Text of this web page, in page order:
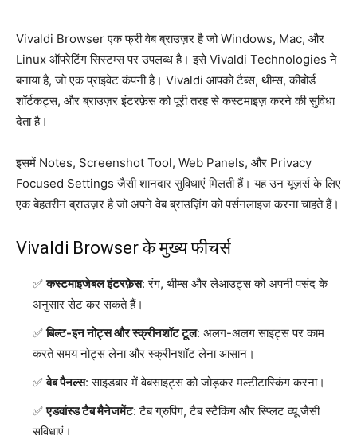
Vivaldi Browser एक फ्री वेब ब्राउज़र है जो Windows, Mac, और
Linux ऑपरेटिंग सिस्टम्स पर उपलब्ध है। इसे Vivaldi Technologies ने
बनाया है, जो एक प्राइवेट कंपनी है। Vivaldi आपको टैब्स, थीम्स, कीबोर्ड
शॉर्टकट्स, और ब्राउज़र इंटरफ़ेस को पूरी तरह से कस्टमाइज़ करने की सुविधा
देता है।
इसमें Notes, Screenshot Tool, Web Panels, और Privacy
Focused Settings जैसी शानदार सुविधाएं मिलती हैं। यह उन यूज़र्स के लिए
एक बेहतरीन ब्राउज़र है जो अपने वेब ब्राउज़िंग को पर्सनलाइज करना चाहते हैं।
Vivaldi Browser के मुख्य फीचर्स
कस्टमाइजेबल इंटरफ़ेस: रंग, थीम्स और लेआउट्स को अपनी पसंद के
अनुसार सेट कर सकते हैं।
बिल्ट-इन नोट्स और स्क्रीनशॉट टूल: अलग-अलग साइट्स पर काम
करते समय नोट्स लेना और स्क्रीनशॉट लेना आसान।
वेब पैनल्स: साइडबार में वेबसाइट्स को जोड़कर मल्टीटास्किंग करना।
एडवांस्ड टैब मैनेजमेंट: टैब ग्रुपिंग, टैब स्टैकिंग और स्प्लिट व्यू जैसी
सुविधाएं।